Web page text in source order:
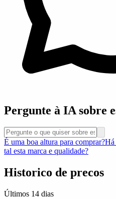
Pergunte à IA sobre
É uma boa altura para comprar?Há
tal esta marca e qualidade?
Historico de precos
Últimos 14 dias